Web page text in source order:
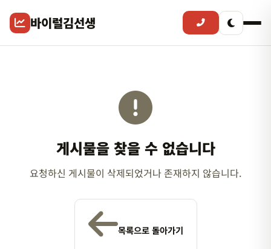
바이럴김선생
게시물을 찾을 수 없습니다
요청하신 게시물이 삭제되었거나 존재하지 않습니다.
목록으로 돌아가기